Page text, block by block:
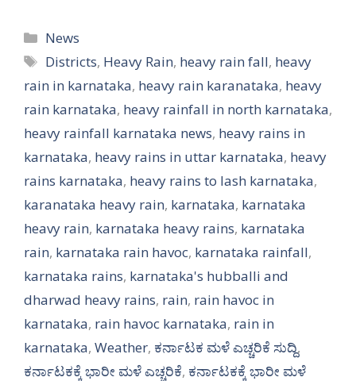
Categories
News
Tags
Districts, Heavy Rain, heavy rain fall, heavy
rain in karnataka, heavy rain karanataka, heavy
rain karnataka, heavy rainfall in north karnataka,
heavy rainfall karnataka news, heavy rains in
karnataka, heavy rains in uttar karnataka, heavy
rains karnataka, heavy rains to lash karnataka,
karanataka heavy rain, karnataka, karnataka
heavy rain, karnataka heavy rains, karnataka
rain, karnataka rain havoc, karnataka rainfall,
karnataka rains, karnataka's hubballi and
dharwad heavy rains, rain, rain havoc in
karnataka, rain havoc karnataka, rain in
karnataka, Weather, ಕರ್ನಾಟಕ ಮಳೆ ಎಚ್ಚರಿಕೆ ಸುದ್ದಿ,
ಕರ್ನಾಟಕಕ್ಕೆ ಭಾರೀ ಮಳೆ ಎಚ್ಚರಿಕೆ, ಕರ್ನಾಟಕಕ್ಕೆ ಭಾರೀ ಮಳೆ